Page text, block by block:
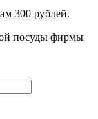
300 рублей.
посуды фирмы